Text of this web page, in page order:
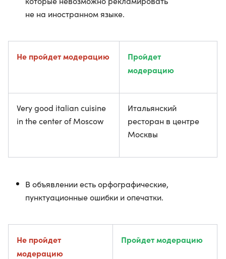
не на иностранном языке.
Не пройдет модерацию
Пройдет
модерацию
Very good italian cuisine
in the center of Moscow
Итальянский
ресторан в центре
Москвы
В объявлении есть орфографические,
пунктуационные ошибки и опечатки.
Не пройдет
модерацию
Пройдет модерацию